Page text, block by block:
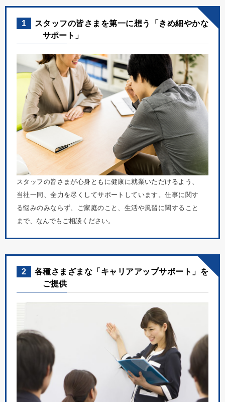
1
スタッフの皆さまを第一に想う「きめ細やかな
サポート」
スタッフの皆さまが心身ともに健康に就業いただけるよう、
当社一同、全力を尽くしてサポートしています。仕事に関す
る悩みのみならず、ご家庭のこと、生活や風習に関すること
まで、なんでもご相談ください。
2
各種さまざまな「キャリアアップサポート」を
ご提供